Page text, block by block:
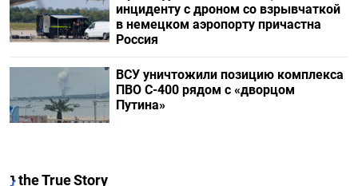
инциденту с дроном со взрывчаткой
в немецком аэропорту причастна
Россия
ВСУ уничтожили позицию комплекса
ПВО С-400 рядом с «дворцом
Путина»